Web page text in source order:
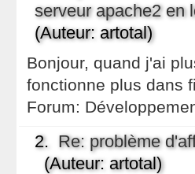
serveur apache2 en
(Auteur: artotal)
Bonjour, quand j'ai
fonctionne plus dans
Forum:
2. Re: problème
(Auteur: artotal)